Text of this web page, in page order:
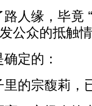
人缘，毕竟
公众的抵触
定的：
的宗馥莉，